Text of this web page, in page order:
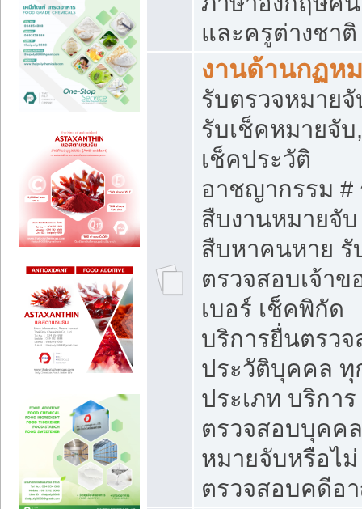
และครูต่างชาติ
งานด้านกฏห
รับตรวจหมายจั
รับเช็คหมายจับ
เช็คประวัติ
อาชญากรรม #
สืบงานหมายจั
สืบหาคนหาย รั
ตรวจสอบเจ้าข
เบอร์ เช็คพิกัด
บริการยื่นตรว
ประวัติบุคคล ทุ
ประเภท บริการ
ตรวจสอบบุคค
หมายจับหรือไม่
ตรวจสอบคดีอ